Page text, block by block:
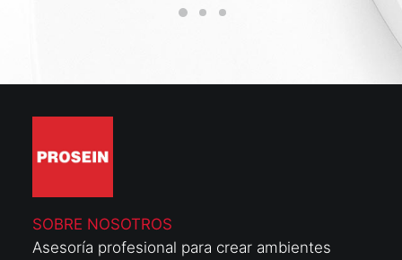
SOBRE NOSOTROS
Asesoría profesional para crear ambientes